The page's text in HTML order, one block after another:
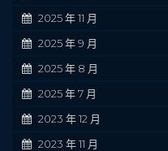
2025 年 11 月
2025 年 9 月
2025 年 8 月
2025 年 7 月
2023 年 12 月
2023 年 11 月